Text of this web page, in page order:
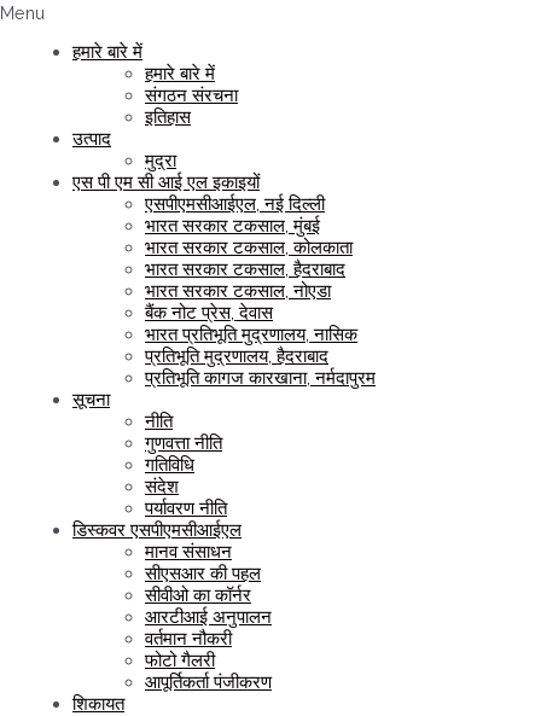
Menu
हमारे बारे में
हमारे बारे में
संगठन संरचना
इतिहास
उत्पाद
मुद्रा
एस पी एम सी आई एल इकाइयों
एसपीएमसीआईएल, नई दिल्ली
भारत सरकार टकसाल, मुंबई
भारत सरकार टकसाल, कोलकाता
भारत सरकार टकसाल, हैदराबाद
भारत सरकार टकसाल, नोएडा
बैंक नोट प्रेस, देवास
भारत प्रतिभूति मुद्रणालय, नासिक
प्रतिभूति मुद्रणालय, हैदराबाद
प्रतिभूति कागज कारखाना, नर्मदापुरम
सूचना
नीति
गुणवत्ता नीति
गतिविधि
संदेश
पर्यावरण नीति
डिस्कवर एसपीएमसीआईएल
मानव संसाधन
सीएसआर की पहल
सीवीओ का कॉर्नर
आरटीआई अनुपालन
वर्तमान नौकरी
फोटो गैलरी
आपूर्तिकर्ता पंजीकरण
शिकायत